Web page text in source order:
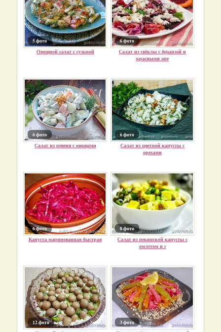
5 фото
Овощной салат с сузьмой
6 фото
Салат из свёклы с брынзой и
красными апе
6 фото
Салат из ревеня с овощами
6 фото
Салат из цветной капусты с
орехами
6 фото
Капуста маринованная быстрая
8 фото
Салат из пекинской капусты с
омлетом и с
12 фото
3 фото